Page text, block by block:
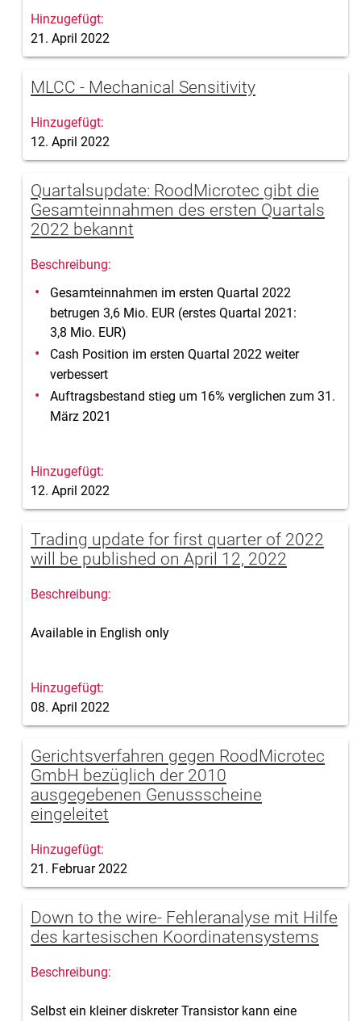
21. April 2022
MLCC - Mechanical Sensitivity
12. April 2022
Quartalsupdate: RoodMicrotec gibt die
Gesamteinnahmen des ersten Quartals
2022 bekannt
Gesamteinnahmen im ersten Quartal 2022
betrugen 3,6 Mio. EUR (erstes Quartal 2021:
3,8 Mio. EUR)
Cash Position im ersten Quartal 2022 weiter
verbessert
Auftragsbestand stieg um 16% verglichen zum 31.
März 2021
12. April 2022
Trading update for first quarter of 2022
will be published on April 12, 2022
Available in English only
08. April 2022
Gerichtsverfahren gegen RoodMicrotec
GmbH bezüglich der 2010
ausgegebenen Genussscheine
eingeleitet
21. Februar 2022
Down to the wire- Fehleranalyse mit Hilfe
des kartesischen Koordinatensystems
Selbst ein kleiner diskreter Transistor kann eine